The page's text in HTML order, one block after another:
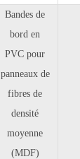
Bandes de
bord en
PVC pour
panneaux de
fibres de
densité
moyenne
(MDF)